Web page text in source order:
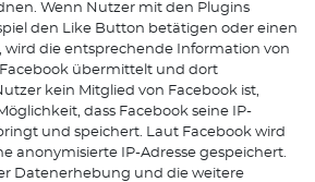
Wenn Nutzer mit den Plugins
den Like Button betätigen oder einen
die entsprechende Information von
übermittelt und dort
kein Mitglied von Facebook ist,
dass Facebook seine IP-
und speichert. Laut Facebook wird
anonymisierte IP-Adresse gespeichert.
Datenerhebung und die weitere